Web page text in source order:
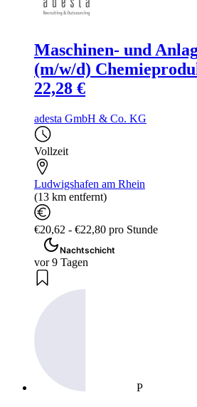
Maschinen- und
(m/w/d)
22,28 €
adesta GmbH & Co. KG
Vollzeit
Ludwigshafen am Rhein
(13 km entfernt)
€20,62 - €22,80 pro Stunde
Nachtschicht
vor 9 Tagen
P